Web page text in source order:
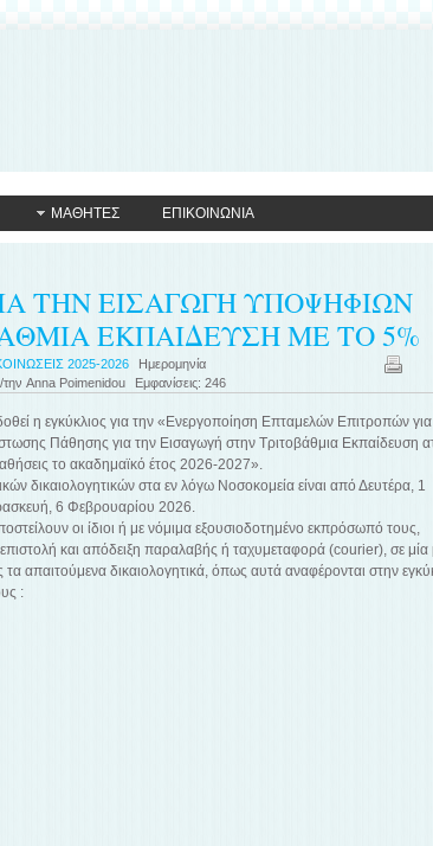
ΜΑΘΗΤΕΣ ΕΠΙΚΟΙΝΩΝΙΑ
ΤΗΝ ΕΙΣΑΓΩΓΗ ΥΠΟΨΗΦΙΩΝ
ΕΚΠΑΙΔΕΥΣΗ ΜΕ ΤΟ 5%
2025-2026
Ημερομηνία
Anna Poimenidou Εμφανίσεις: 246
η εγκύκλιος για την «Ενεργοποίηση Επταμελών Επιτροπών για
Πάθησης για την Εισαγωγή στην Τριτοβάθμια Εκπαίδευση
το ακαδημαϊκό έτος 2026-2027».
δικαιολογητικών στα εν λόγω Νοσοκομεία είναι από Δευτέρα, 1
6 Φεβρουαρίου 2026.
οι ίδιοι ή με νόμιμα εξουσιοδοτημένο εκπρόσωπό τους,
και απόδειξη παραλαβής ή ταχυμεταφορά (courier), σε μία
τα απαιτούμενα δικαιολογητικά, όπως αυτά αναφέρονται στην
: